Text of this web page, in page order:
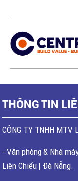
THÔNG TIN
CÔNG TY TNHH MTV
- Văn phòng & Nhà
Liên Chiểu | Đà Nẵng.